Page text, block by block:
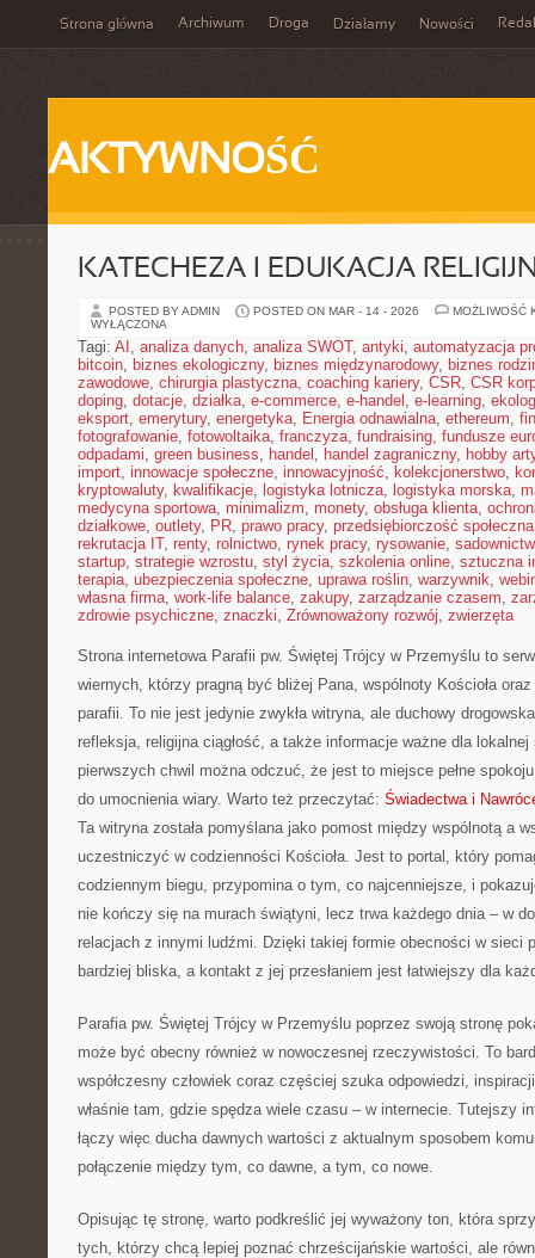
Strona główna Archiwum Droga Działamy Nowości
AKTYWNOŚĆ
KATECHEZA I EDUKACJA
POSTED BY ADMIN POSTED ON MAR - 14 - 2026
MOŻLIWOŚĆ
WYŁĄCZONA
Tagi: AI , analiza danych, analiza SWOT, antyki, automatyzacja
bitcoin, biznes ekologiczny, biznes międzynarodowy, biznes
zawodowe, chirurgia plastyczna, coaching kariery, CSR, CSR
doping, dotacje, działka, e-commerce, e-handel , e-learning,
eksport, emerytury, energetyka, Energia odnawialna, ethereum,
fotografowanie, fotowoltaika, franczyza, fundraising, fundusze
odpadami, green business, handel , handel zagraniczny, hobby
import, innowacje społeczne, innowacyjność, kolekcjonerstwo,
kryptowaluty, kwalifikacje, logistyka lotnicza, logistyka morska,
medycyna sportowa, minimalizm, monety, obsługa klienta,
działkowe, outlety, PR, prawo pracy, przedsiębiorczość społeczna
rekrutacja IT, renty, rolnictwo, rynek pracy, rysowanie,
startup, strategie wzrostu, styl życia, szkolenia online, sztuczna
terapia, ubezpieczenia społeczne, uprawa roślin, warzywnik,
własna firma, work-life balance, zakupy, zarządzanie czasem,
zdrowie psychiczne, znaczki, Zrównoważony rozwój, zwierzęta
Strona internetowa Parafii pw. Świętej Trójcy w Przemyślu to
wiernych, którzy pragną być bliżej Pana, wspólnoty Kościoła
parafii. To nie jest jedynie zwykła witryna, ale duchowy
refleksja, religijna ciągłość, a także informacje ważne dla lokalnej
pierwszych chwil można odczuć, że jest to miejsce pełne
do umocnienia wiary. Warto też przeczytać: Świadectwa i
Ta witryna została pomyślana jako pomost między wspólnotą a
uczestniczyć w codzienności Kościoła. Jest to portal, który
codziennym biegu, przypomina o tym, co najcenniejsze, i
nie kończy się na murach świątyni, lecz trwa każdego dnia – w
relacjach z innymi ludźmi. Dzięki takiej formie obecności w sieci
bardziej bliska, a kontakt z jej przesłaniem jest łatwiejszy dla
Parafia pw. Świętej Trójcy w Przemyślu poprzez swoją stronę
może być obecny również w nowoczesnej rzeczywistości. To
współczesny człowiek coraz częściej szuka odpowiedzi,
właśnie tam, gdzie spędza wiele czasu – w internecie. Tutejszy
łączy więc ducha dawnych wartości z aktualnym sposobem
połączenie między tym, co dawne, a tym, co nowe.
Opisując tę stronę, warto podkreślić jej wyważony ton, która
tych, którzy chcą lepiej poznać chrześcijańskie wartości, ale